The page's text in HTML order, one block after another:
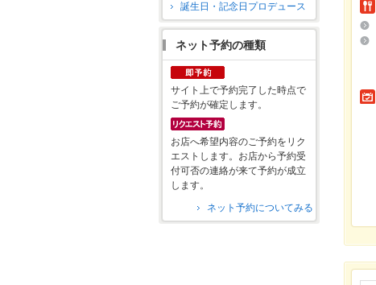
誕生日・記念日プロデュース
ネット予約の種類
サイト上で予約完了した時点で
ご予約が確定します。
お店へ希望内容のご予約をリク
エストします。お店から予約受
付可否の連絡が来て予約が成立
します。
ネット予約についてみる